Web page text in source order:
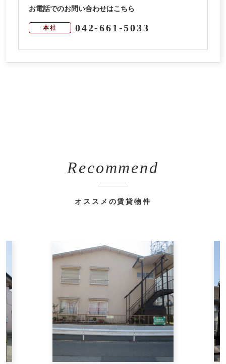
お電話でのお問い合わせはこちら
本社 042-661-5033
Recommend
オススメの賃貸物件